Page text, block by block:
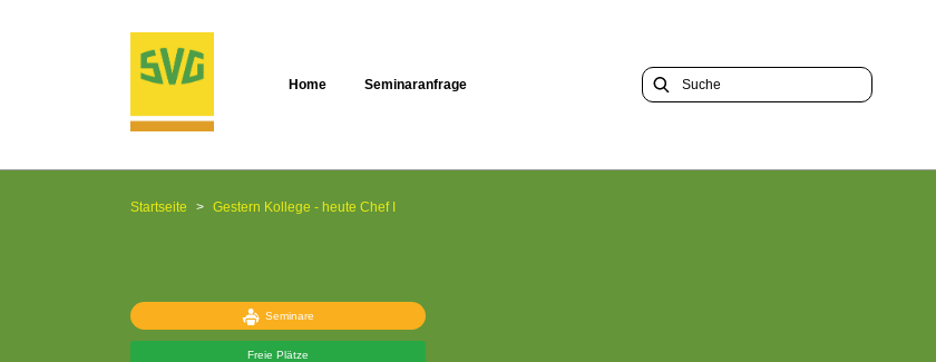
Home Seminaranfrage
Startseite Gestern Kollege - heute Chef I
Seminare
Freie Plätze